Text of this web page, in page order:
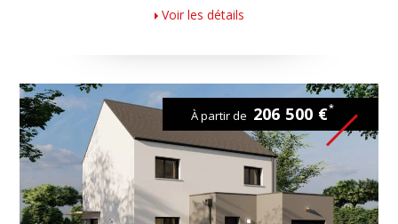
Voir les détails
À partir de 206 500 €*